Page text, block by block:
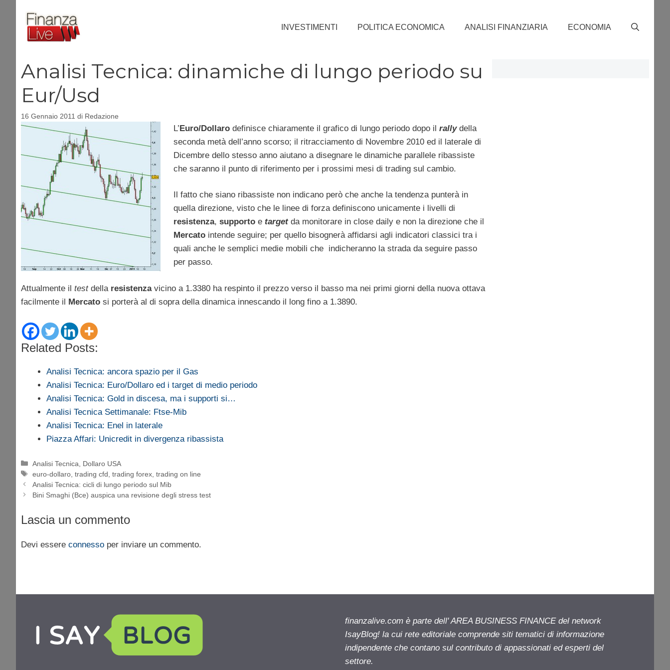
contenuto
INVESTIMENTI POLITICA ECONOMICA ANALISI FINANZIARIA ECONOMIA
Analisi Tecnica: dinamiche di lungo periodo su
Eur/Usd
16 Gennaio 2011 di Redazione
L’Euro/Dollarodefinisce chiaramente il grafico di lungo periodo dopo il rally della
seconda metà dell’anno scorso; il ritracciamento di Novembre 2010 ed il laterale di
Dicembre dello stesso anno aiutano a disegnare le dinamiche parallele ribassiste
che saranno il punto di riferimento per i prossimi mesi di trading sul cambio.
Il fatto che siano ribassiste non indicano però che anche la tendenza punterà in
quella direzione, visto che le linee di forza definiscono unicamente i livelli di
resistenza, supporto e target da monitorare in close daily e non la direzione che il
Mercato intende seguire; per quello bisognerà affidarsi agli indicatori classici tra i
quali anche le semplici medie mobili che indicheranno la strada da seguire passo
per passo.
Attualmente il test della resistenza vicino a 1.3380 ha respinto il prezzo verso il basso ma nei primi giorni della nuova ottava
facilmente il Mercato si porterà al di sopra della dinamica innescando il long fino a 1.3890.
Related Posts:
Analisi Tecnica: ancora spazio per il Gas
Analisi Tecnica: Euro/Dollaro ed i target di medio periodo
Analisi Tecnica: Gold in discesa, ma i supporti si…
Analisi Tecnica Settimanale: Ftse-Mib
Analisi Tecnica: Enel in laterale
Piazza Affari: Unicredit in divergenza ribassista
Categorie
Analisi Tecnica
Dollaro USA
Tag
euro-dollaro ,trading cfd ,trading forex ,trading on line
Analisi Tecnica: cicli di lungo periodo sul Mib
Bini Smaghi (Bce) auspica una revisione degli stress test
Lascia un commento
Devi essere connesso per inviare un commento.
finanzalive.com è parte dell' AREA BUSINESS FINANCE del network
IsayBlog! la cui rete editoriale comprende siti tematici di informazione
indipendente che contano sul contributo di appassionati ed esperti del
settore.